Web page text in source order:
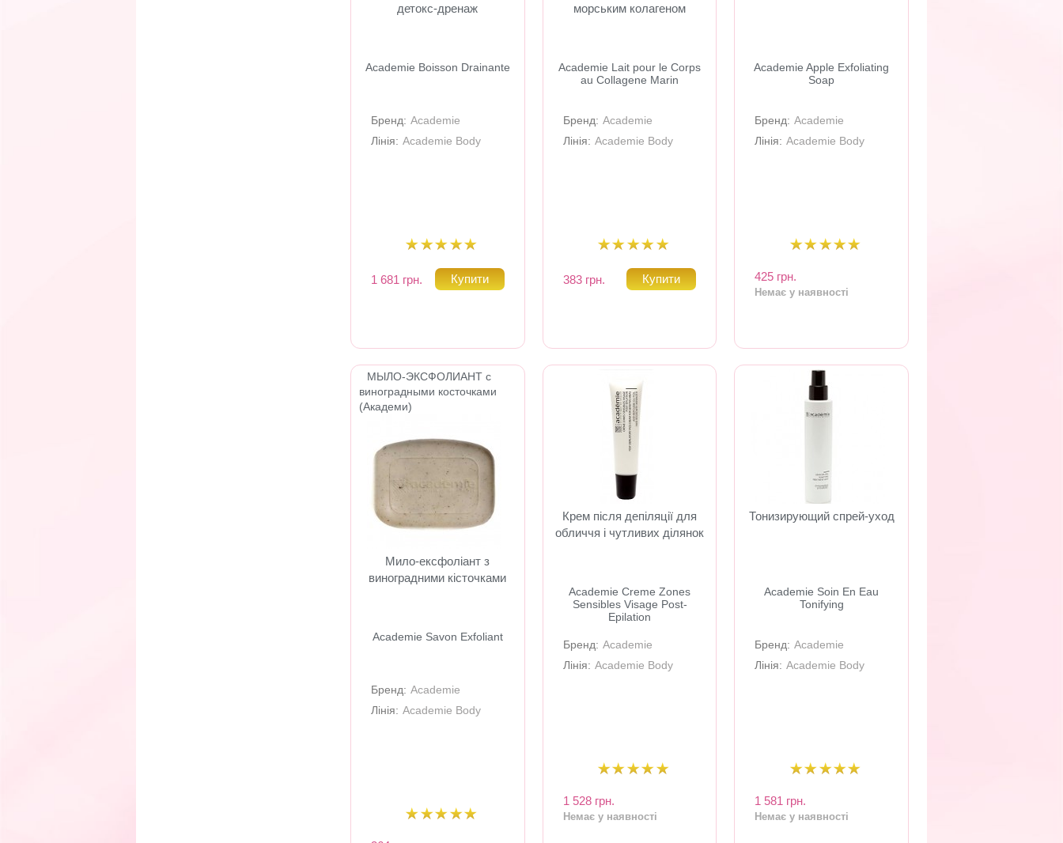
детокс-дренаж
Academie Boisson Drainante
Бренд: Academie
Лінія: Academie Body
1 681 грн.
морським колагеном
Academie Lait pour le Corps
au Collagene Marin
Бренд: Academie
Лінія: Academie Body
383 грн.
Academie Apple Exfoliating
Soap
Бренд: Academie
Лінія: Academie Body
425 грн.
Немає у наявності
МЫЛО-ЭКСФОЛИАНТ с
виноградными косточками
(Академи)
Мило-ексфоліант з
виноградними кісточками
Academie Savon Exfoliant
Бренд: Academie
Лінія: Academie Body
Крем після депіляції для
обличчя і чутливих ділянок
Academie Creme Zones
Sensibles Visage Post-
Epilation
Бренд: Academie
Лінія: Academie Body
1 528 грн.
Немає у наявності
Тонизирующий спрей-уход
Academie Soin En Eau
Tonifying
Бренд: Academie
Лінія: Academie Body
1 581 грн.
Немає у наявності